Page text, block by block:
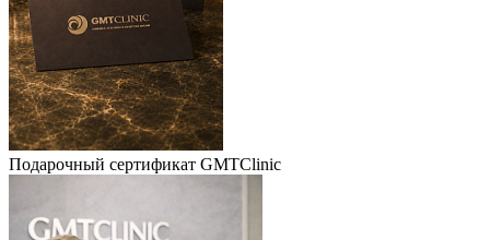
Подарочный сертификат GMTClinic